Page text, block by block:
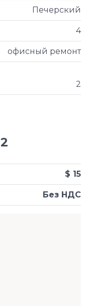
Печерский
4
офисный ремонт
2
2
Без НДС
$ 15